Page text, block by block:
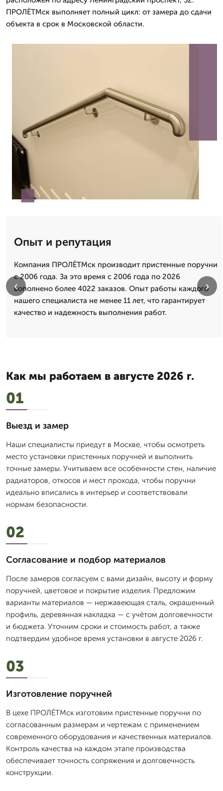
ПРОЛЁТМск выполняет полный цикл: от замера до сдачи
объекта в срок в Московской области.
Опыт и репутация
Компания ПРОЛЁТМск производит пристенные поручни
с 2006 года. За это время с 2006 года по 2026
вополнено более 4022 заказов. Опыт работы каждого
нашего специалиста не менее 11 лет, что гарантирует
качество и надежность выполнения работ.
‹ ›
Как мы работаем в августе 2026 г.
01
Выезд и замер
Наши специалисты приедут в Москве, чтобы осмотреть
место установки пристенных поручней и выполнить
точные замеры. Учитываем все особенности стен, наличие
радиаторов, откосов и мест прохода, чтобы поручни
идеально вписались в интерьер и соответствовали
нормам безопасности.
02
Согласование и подбор материалов
После замеров согласуем с вами дизайн, высоту и форму
поручней, цветовое и покрытие изделия. Предложим
варианты материалов — нержавеющая сталь, окрашенный
профиль, деревянная накладка — с учётом долговечности
и бюджета. Уточним сроки и стоимость работ, а также
подтвердим удобное время установки в августе 2026 г.
03
Изготовление поручней
В цехе ПРОЛЁТМск изготовим пристенные поручни по
согласованным размерам и чертежам с применением
современного оборудования и качественных материалов.
Контроль качества на каждом этапе производства
обеспечивает точность сопряжения и долговечность
конструкции.